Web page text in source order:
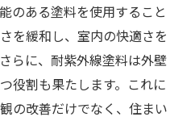
のある塗料を使用すること
を緩和し、室内の快適さを
らに、耐紫外線塗料は外壁
役割も果たします。これに
の改善だけでなく、住まい